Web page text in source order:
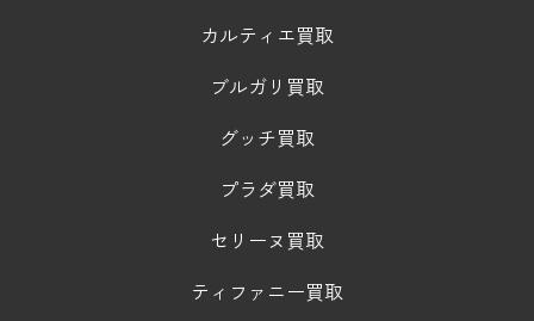
カルティエ買取
ブルガリ買取
グッチ買取
プラダ買取
セリーヌ買取
ティファニー買取